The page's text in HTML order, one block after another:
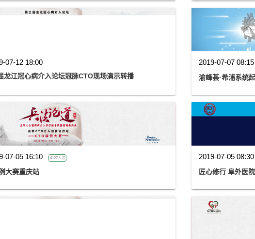
07-12 18:00
龙江冠心病介入论坛冠脉CTO现场演示转播
2019-07-07
渝峰荟·希浦系统
07-05 16:10 4127人次
大赛重庆站
2019-07-05
匠心修行 阜外医